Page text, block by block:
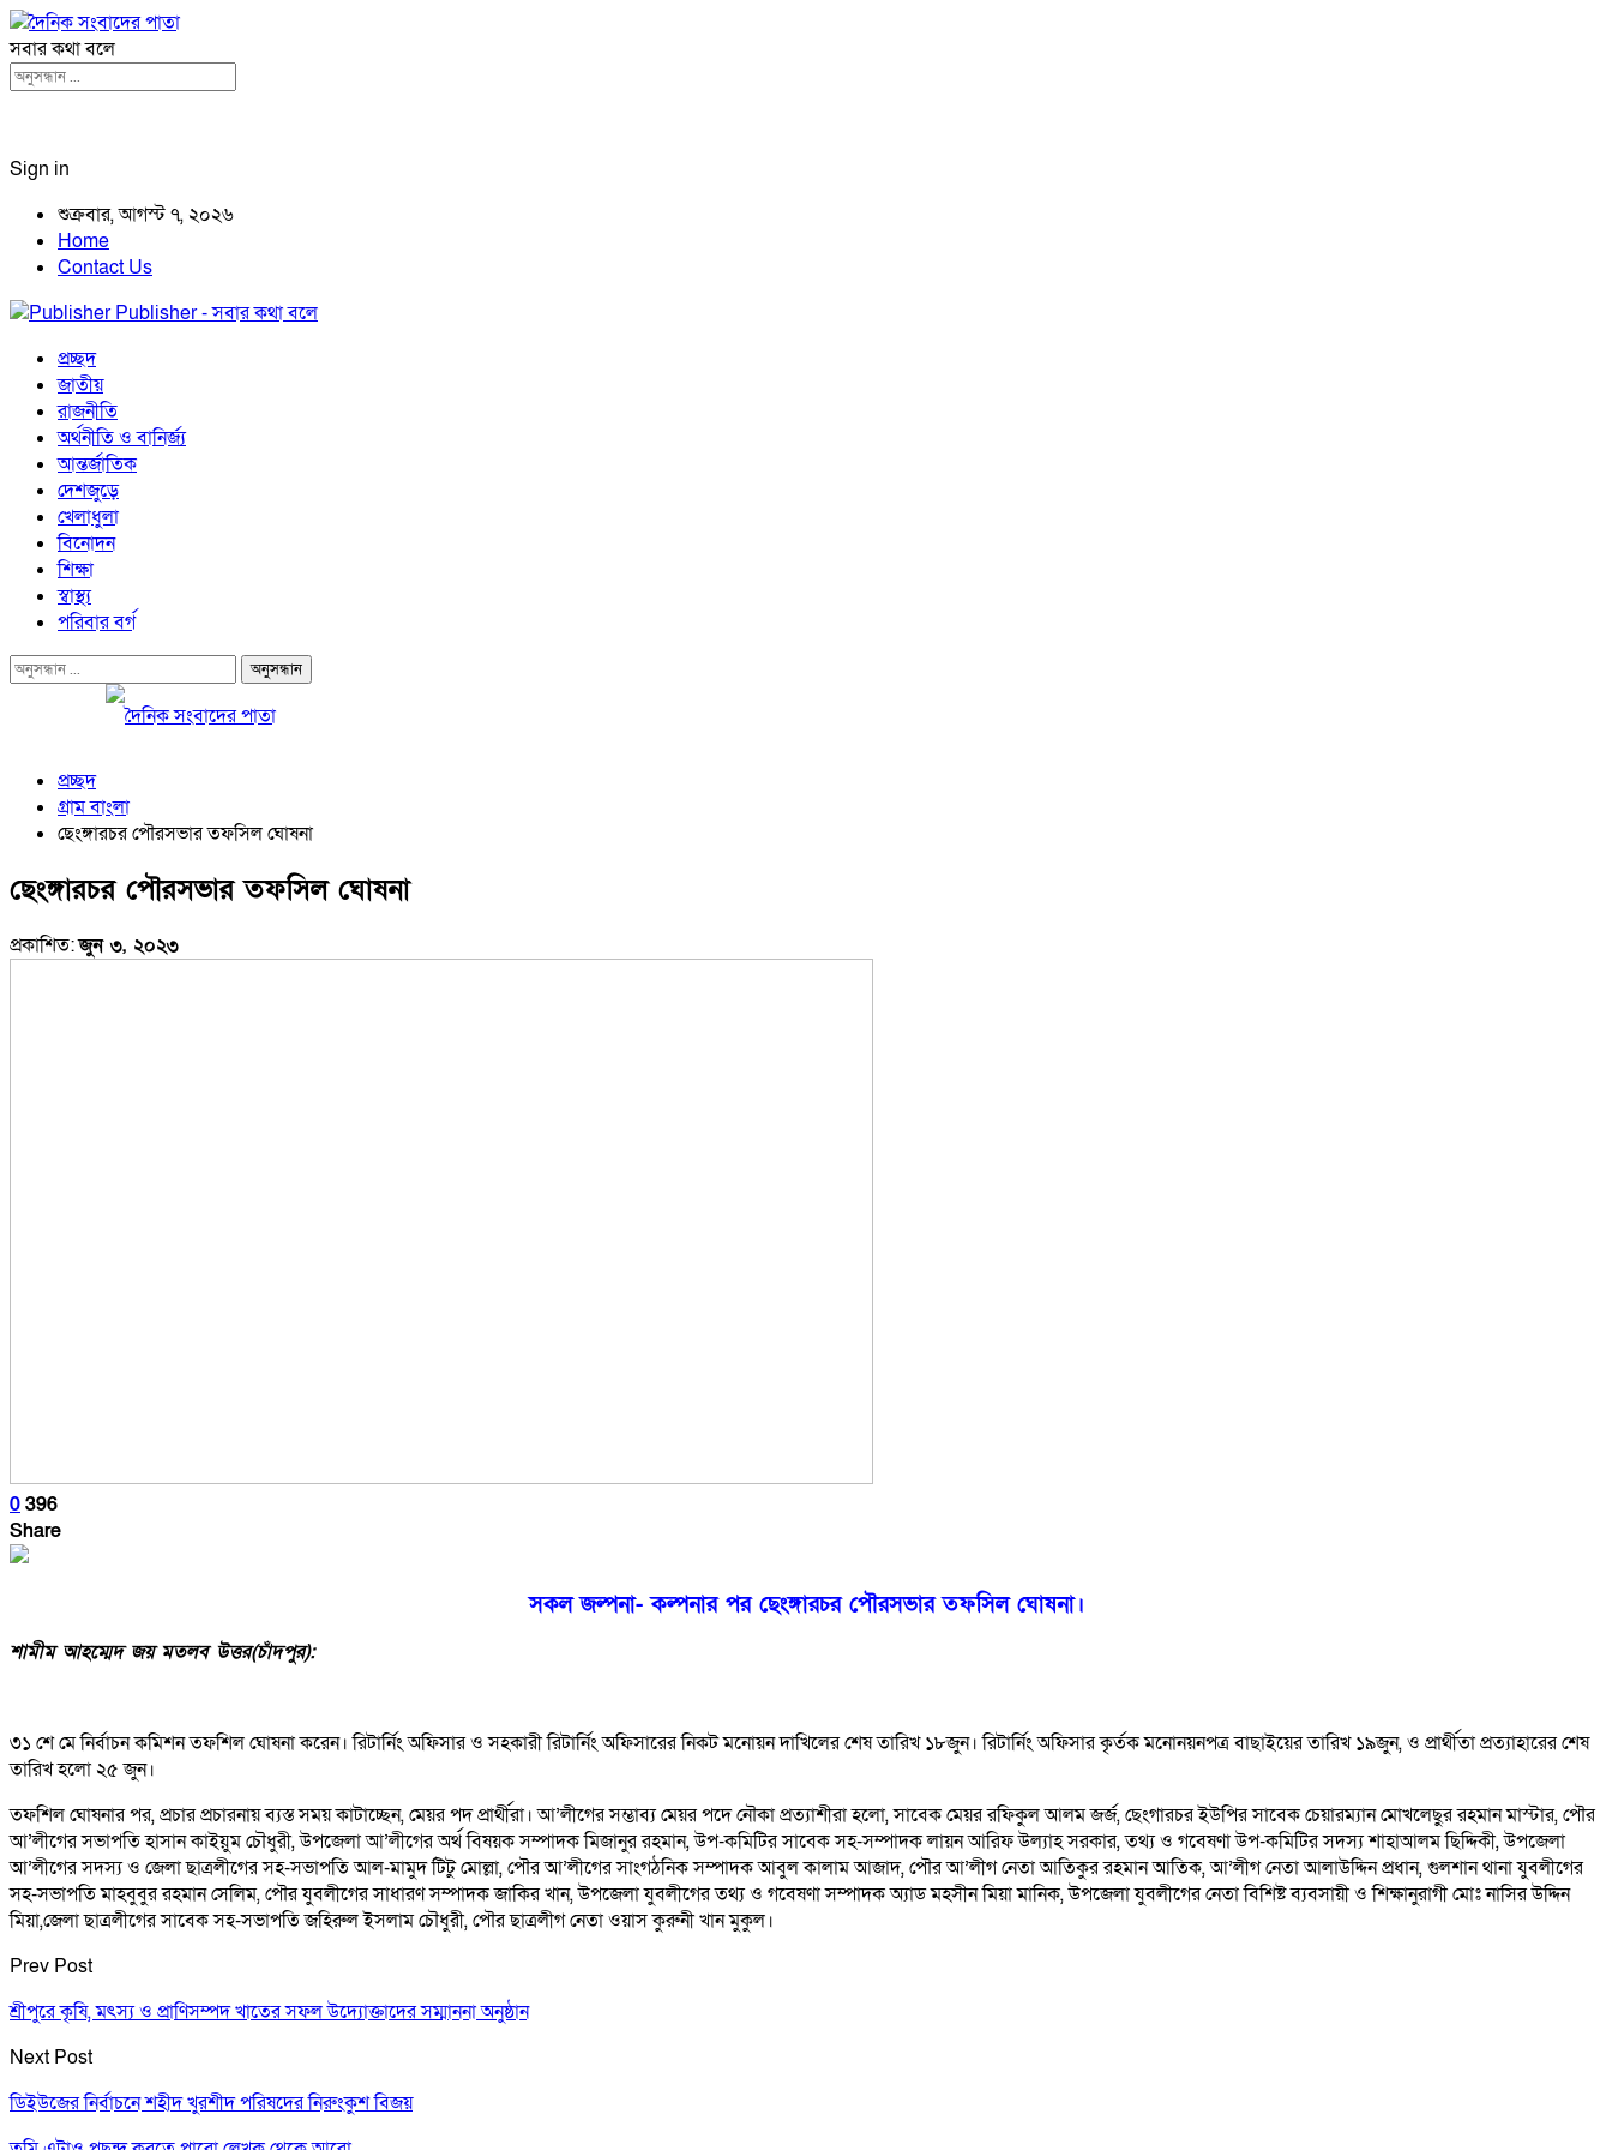
সবার কথা বলে
Sign in
শুক্রবার, আগস্ট ৭, ২০২৬
Home
Contact Us
Publisher - সবার কথা বলে
প্রচ্ছদ
জাতীয়
রাজনীতি
অর্থনীতি ও বানির্জ্য
আন্তর্জাতিক
দেশজুড়ে
খেলাধুলা
বিনোদন
শিক্ষা
স্বাস্থ্য
পরিবার বর্গ
প্রচ্ছদ
গ্রাম বাংলা
ছেংঙ্গারচর পৌরসভার তফসিল ঘোষনা
ছেংঙ্গারচর পৌরসভার তফসিল ঘোষনা
প্রকাশিত:জুন ৩, ২০২৩
0396
Share
সকল জল্পনা- কল্পনার পর ছেংঙ্গারচর পৌরসভার তফসিল ঘোষনা।
শামীম আহম্মেদ জয় মতলব উত্তর(চাঁদপুর):
৩১ শে মে নির্বাচন কমিশন তফশিল ঘোষনা করেন। রিটার্নিং অফিসার ও সহকারী রিটার্নিং অফিসারের নিকট মনোয়ন দাখিলের শেষ তারিখ ১৮জুন। রিটার্নিং অফিসার কৃর্তক মনোনয়নপত্র বাছাইয়ের তারিখ ১৯জুন, ও প্রার্থীতা প্রত্যাহারের শেষ
তারিখ হলো ২৫ জুন।
তফশিল ঘোষনার পর, প্রচার প্রচারনায় ব্যস্ত সময় কাটাচ্ছেন, মেয়র পদ প্রার্থীরা। আ’লীগের সম্ভাব্য মেয়র পদে নৌকা প্রত্যাশীরা হলো, সাবেক মেয়র রফিকুল আলম জর্জ, ছেংগারচর ইউপির সাবেক চেয়ারম্যান মোখলেছুর রহমান মাস্টার, পৌর
আ’লীগের সভাপতি হাসান কাইয়ুম চৌধুরী, উপজেলা আ’লীগের অর্থ বিষয়ক সম্পাদক মিজানুর রহমান, উপ-কমিটির সাবেক সহ-সম্পাদক লায়ন আরিফ উল্যাহ সরকার, তথ্য ও গবেষণা উপ-কমিটির সদস্য শাহাআলম ছিদ্দিকী, উপজেলা
আ’লীগের সদস্য ও জেলা ছাত্রলীগের সহ-সভাপতি আল-মামুদ টিটু মোল্লা, পৌর আ’লীগের সাংগঠনিক সম্পাদক আবুল কালাম আজাদ, পৌর আ’লীগ নেতা আতিকুর রহমান আতিক, আ’লীগ নেতা আলাউদ্দিন প্রধান, গুলশান থানা যুবলীগের
সহ-সভাপতি মাহবুবুর রহমান সেলিম, পৌর যুবলীগের সাধারণ সম্পাদক জাকির খান, উপজেলা যুবলীগের তথ্য ও গবেষণা সম্পাদক অ্যাড মহসীন মিয়া মানিক, উপজেলা যুবলীগের নেতা বিশিষ্ট ব্যবসায়ী ও শিক্ষানুরাগী মোঃ নাসির উদ্দিন
মিয়া,জেলা ছাত্রলীগের সাবেক সহ-সভাপতি জহিরুল ইসলাম চৌধুরী, পৌর ছাত্রলীগ নেতা ওয়াস কুরুনী খান মুকুল।
Prev Post
শ্রীপুরে কৃষি, মৎস্য ও প্রাণিসম্পদ খাতের সফল উদ্যোক্তাদের সম্মাননা অনুষ্ঠান
Next Post
ডিইউজের নির্বাচনে শহীদ খুরশীদ পরিষদের নিরুংকুশ বিজয়